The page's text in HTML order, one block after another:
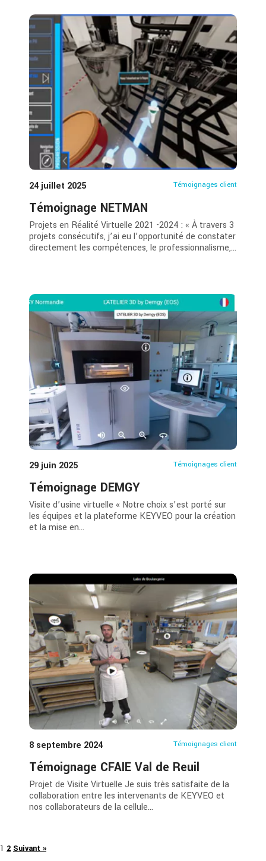
24 juillet 2025 Témoignages client
Témoignage NETMAN
Projets en Réalité Virtuelle 2021 -2024 : « À travers 3
projets consécutifs, j’ai eu l’opportunité de constater
directement les compétences, le professionnalisme,...
29 juin 2025 Témoignages client
Témoignage DEMGY
Visite d’usine virtuelle « Notre choix s’est porté sur
les équipes et la plateforme KEYVEO pour la création
et la mise en...
8 septembre 2024 Témoignages client
Témoignage CFAIE Val de Reuil
Projet de Visite Virtuelle Je suis très satisfaite de la
collaboration entre les intervenants de KEYVEO et
nos collaborateurs de la cellule...
1 2 Suivant »